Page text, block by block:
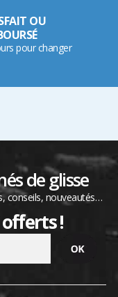
OU
pour changer
de glisse
conseils, nouveautés…
!